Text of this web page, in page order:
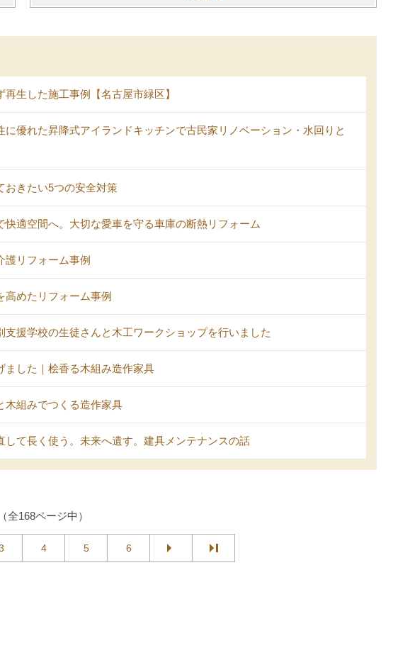
生した施工事例【名古屋市緑区】
優れた昇降式アイランドキッチンで古民家リノベーション・水回りと
おきたい5つの安全対策
適空間へ。大切な愛車を守る車庫の断熱リフォーム
護リフォーム事例
高めたリフォーム事例
援学校の生徒さんと木工ワークショップを行いました
ました｜桧香る木組み造作家具
木組みでつくる造作家具
て長く使う。未来へ遺す。建具メンテナンスの話
全168ページ中）
4 5 6